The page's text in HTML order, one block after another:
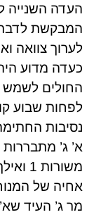
העדה השנייה
המבקשת
לערוך צוואה
כעדה מדוע
החולים לשמש
לפחות שבוע
נסיבות
אחיה של
מר ג’ העיד